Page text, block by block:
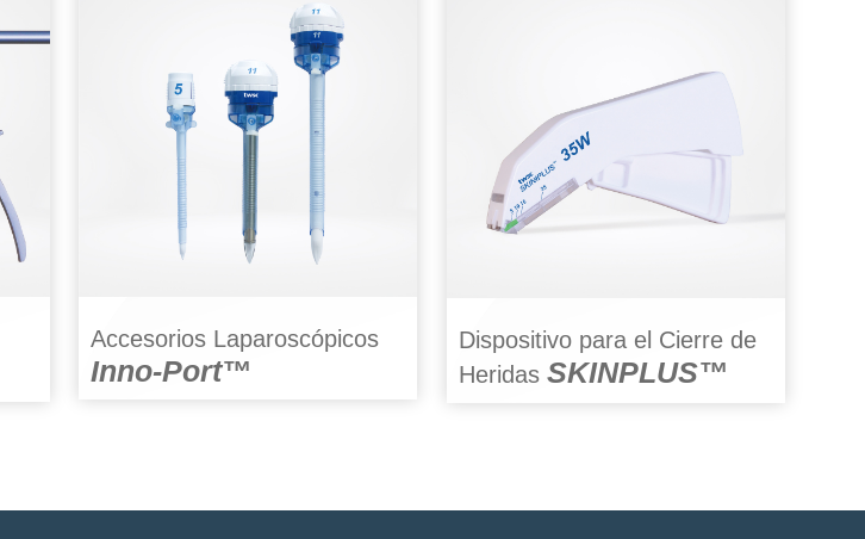
Accesorios Laparoscópicos
Inno-Port™
Dispositivo para el Cierre de
Heridas SKINPLUS™